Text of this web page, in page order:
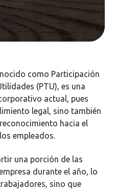
como Participación
(PTU), es una
actual, pues
legal, sino también
hacia el
empleados.
una porción de las
durante el año, lo
sino que